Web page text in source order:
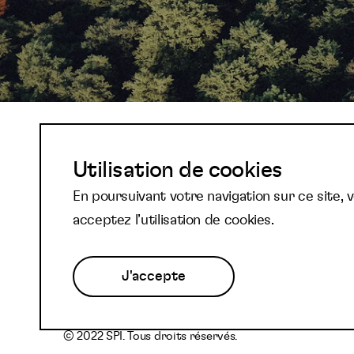
Abonnez-vous à
newsletter et
© 2022 SPI. Tous droits réservés.
Utilisation de cookies
En poursuivant votre navigation sur ce site,
acceptez l’utilisation de cookies.
J'accepte